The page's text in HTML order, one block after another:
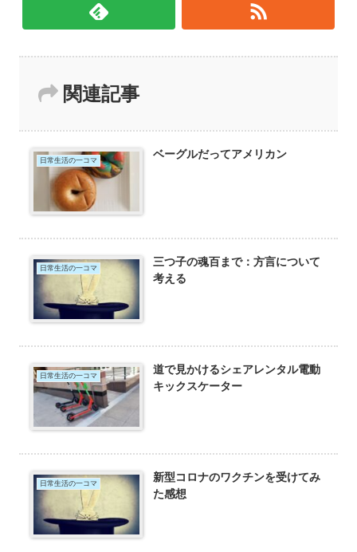
関連記事
日常生活の一コマ ベーグルだってアメリカン
日常生活の一コマ
三つ子の魂百まで：方言について
考える
日常生活の一コマ
道で見かけるシェアレンタル電動
キックスケーター
日常生活の一コマ
新型コロナのワクチンを受けてみ
た感想